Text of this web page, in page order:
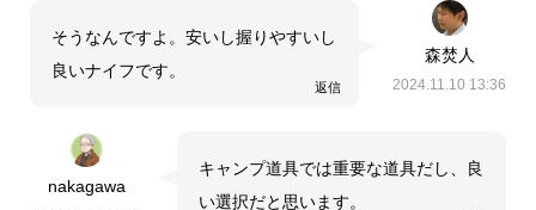
森焚人
2024.11.10 13:36
返信
そうなんですよ。安いし握りやすいし
良いナイフです。
nakagawa
キャンプ道具では重要な道具だし、良
い選択だと思います。